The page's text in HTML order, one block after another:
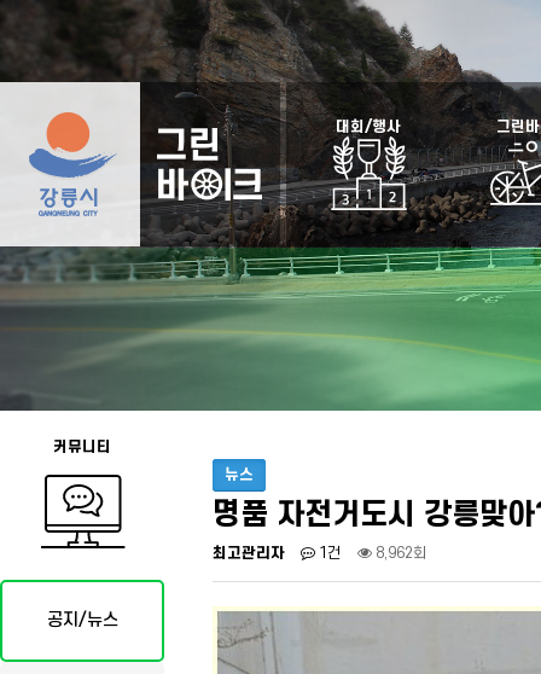
대회/행사 그린
커뮤니티
공지/뉴스
뉴스
명품 자전거도시 강릉맞
최고관리자 1건 8,962회